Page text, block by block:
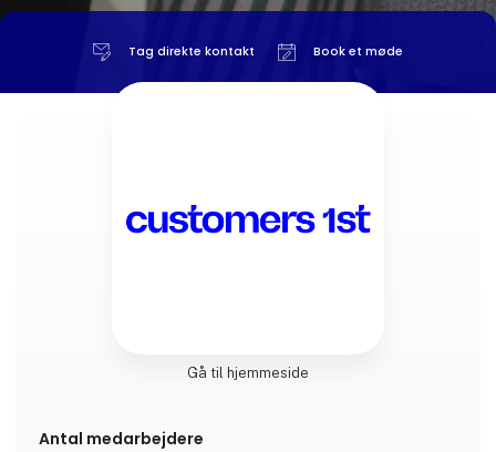
Tag direkte kontakt Book et møde
Gå til hjemmeside
Antal medarbejdere